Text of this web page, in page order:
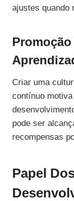
ajustes quando
Criar uma
contínuo
pode ser
recompensas
Papel